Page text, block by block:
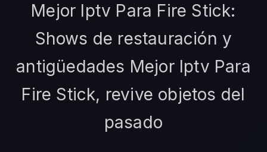
Mejor Iptv Para Fire Stick:
Shows de restauración y
antigüedades Mejor Iptv Para
Fire Stick, revive objetos del
pasado